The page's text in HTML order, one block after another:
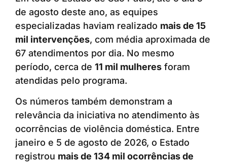
de agosto deste ano, as equipes
especializadas haviam realizado mais de 15
mil intervenções, com média aproximada de
67 atendimentos por dia. No mesmo
período, cerca de 11 mil mulheres foram
atendidas pelo programa.
Os números também demonstram a
relevância da iniciativa no atendimento às
ocorrências de violência doméstica. Entre
janeiro e 5 de agosto de 2026, o Estado
registrou mais de 134 mil ocorrências de